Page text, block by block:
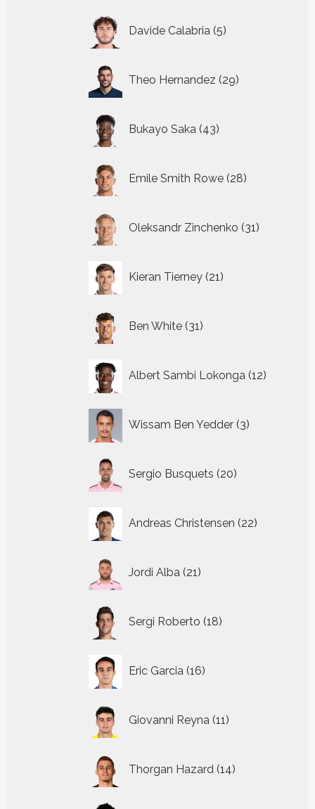
Davide Calabria 5
producten
Theo Hernandez 29
producten
Bukayo Saka 43
producten
Emile Smith Rowe 28
producten
Oleksandr Zinchenko 31
producten
Kieran Tierney 21
producten
Ben White 31
producten
Albert Sambi Lokonga 12
Wissam Ben Yedder 3
producten
Sergio Busquets 20
producten
Andreas Christensen 22
producten
Jordi Alba 21
producten
Sergi Roberto 18
producten
Eric Garcia 16
producten
Giovanni Reyna 11
producten
Thorgan Hazard 14
producten